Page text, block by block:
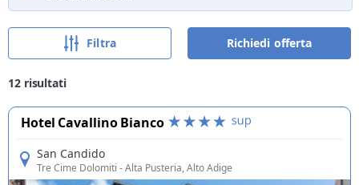
Filtra Richiedi offerta
12risultati
Hotel Cavallino Bianco
San Candido
Tre Cime Dolomiti - Alta Pusteria, Alto Adige